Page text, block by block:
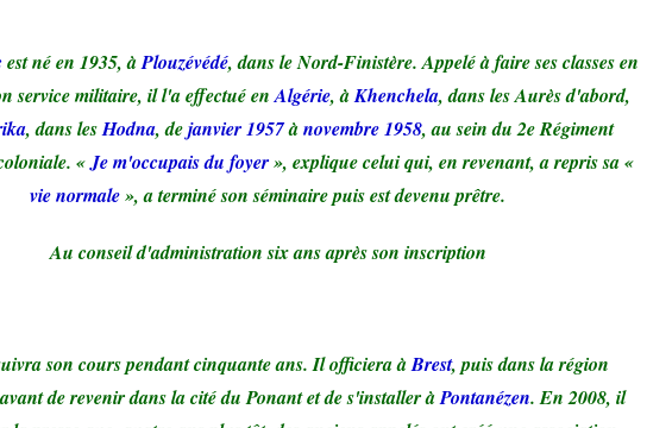
est né en 1935, àPlouzévédé, dans le Nord-Finistère. Appelé à faire ses classes en
service militaire, il l'a effectué enAlgérie, àKhenchela, dans les Aurès d'abord,
, dans lesHodna, dejanvier 1957ànovembre 1958, au sein du 2e Régiment
«Je m'occupais du foyer», explique celui qui, en revenant, a repris sa «
vie normale», a terminé son séminaire puis est devenu prêtre.
Au conseil d'administration six ans après son inscription
son cours pendant cinquante ans. Il officiera àBrest, puis dans la région
de revenir dans la cité du Ponant et de s'installer àPontanézen. En 2008, il